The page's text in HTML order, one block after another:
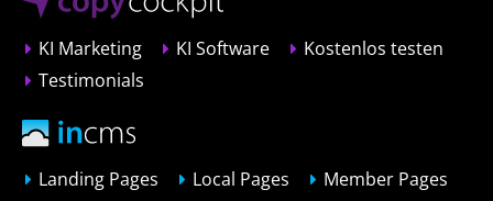
KI Marketing KI Software
Kostenlos testen
Testimonials
Landing Pages Local Pages
Member Pages